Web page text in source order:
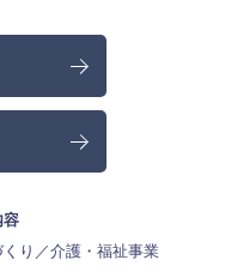
容
り／介護・福祉事業